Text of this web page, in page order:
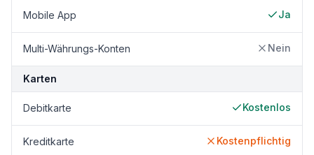
Mobile App Ja
Multi-Währungs-Konten Nein
Karten
Debitkarte Kostenlos
Kreditkarte Kostenpflichtig